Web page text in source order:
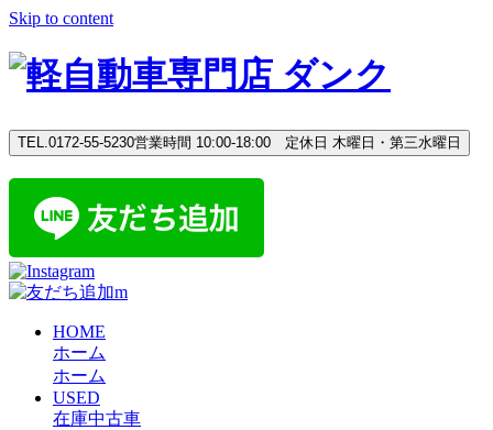
Skip to content
TEL.0172-55-5230営業時間 10:00-18:00 定休日 木曜日・第三水曜日
HOME
ホーム
ホーム
USED
在庫中古車